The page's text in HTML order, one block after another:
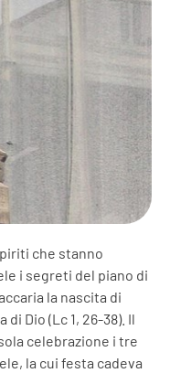
che stanno
i segreti del piano di
la nascita di
di Dio (Lc 1, 26-38). Il
celebrazione i tre
la cui festa cadeva